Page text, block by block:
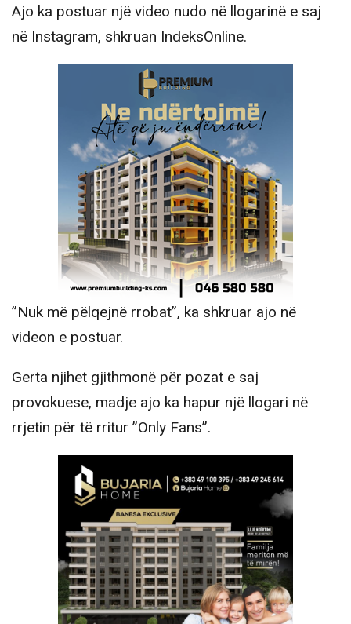
Ajo ka postuar një video nudo në llogarinë e saj
në Instagram, shkruan IndeksOnline.
”Nuk më pëlqejnë rrobat”, ka shkruar ajo në
videon e postuar.
Gerta njihet gjithmonë për pozat e saj
provokuese, madje ajo ka hapur një llogari në
rrjetin për të rritur ”Only Fans”.